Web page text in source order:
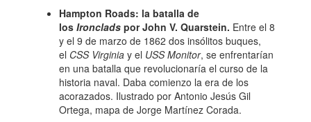
Hampton Roads: la batalla de
los Ironclads por John V. Quarstein. Entre el 8
y el 9 de marzo de 1862 dos insólitos buques,
el CSS Virginia y el USS Monitor, se enfrentarían
en una batalla que revolucionaría el curso de la
historia naval. Daba comienzo la era de los
acorazados. Ilustrado por Antonio Jesús Gil
Ortega, mapa de Jorge Martínez Corada.